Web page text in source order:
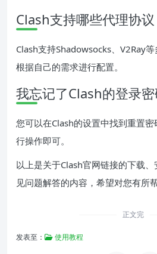
Clash支持哪些代理协议
Clash支持Shadowsocks、V2Ray
根据自己的需求进行配置。
我忘记了Clash的登录密
您可以在Clash的设置中找到重置
行操作即可。
以上是关于Clash官网链接的下载
见问题解答的内容，希望对您有所帮
正文完
发表至： 使用教程